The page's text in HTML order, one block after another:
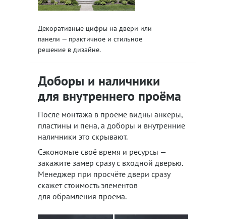
Декоративные цифры на двери или
панели — практичное и стильное
решение в дизайне.
Доборы и наличники
для внутреннего проёма
После монтажа в проёме видны анкеры,
пластины и пена, а доборы и внутренние
наличники это скрывают.
Сэкономьте своё время и ресурсы —
закажите замер сразу с входной дверью.
Менеджер при просчёте двери сразу
скажет стоимость элементов
для обрамления проёма.